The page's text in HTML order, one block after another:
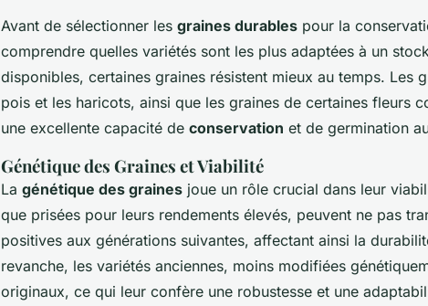
Avant de sélectionner les graines durables pour la
comprendre quelles variétés sont les plus adaptées à un
disponibles, certaines graines résistent mieux au temps. Les
pois et les haricots, ainsi que les graines de certaines fleurs
une excellente capacité de conservation et de germination
Génétique des Graines et Viabilité
La génétique des graines joue un rôle crucial dans leur
que prisées pour leurs rendements élevés, peuvent ne pas
positives aux générations suivantes, affectant ainsi la
revanche, les variétés anciennes, moins modifiées
originaux, ce qui leur confère une robustesse et une